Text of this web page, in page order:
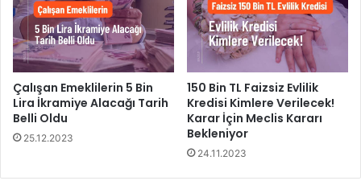
Çalışan Emeklilerin 5 Bin
Lira İkramiye Alacağı Tarih
Belli Oldu
25.12.2023
150 Bin TL Faizsiz Evlilik
Kredisi Kimlere Verilecek!
Karar İçin Meclis Kararı
Bekleniyor
24.11.2023